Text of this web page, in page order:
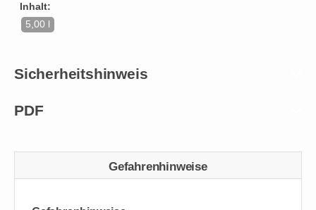
Inhalt:
5,00 l
Sicherheitshinweis
PDF
Gefahrenhinweise